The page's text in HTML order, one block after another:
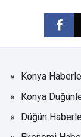
Konya
Konya
Düğün